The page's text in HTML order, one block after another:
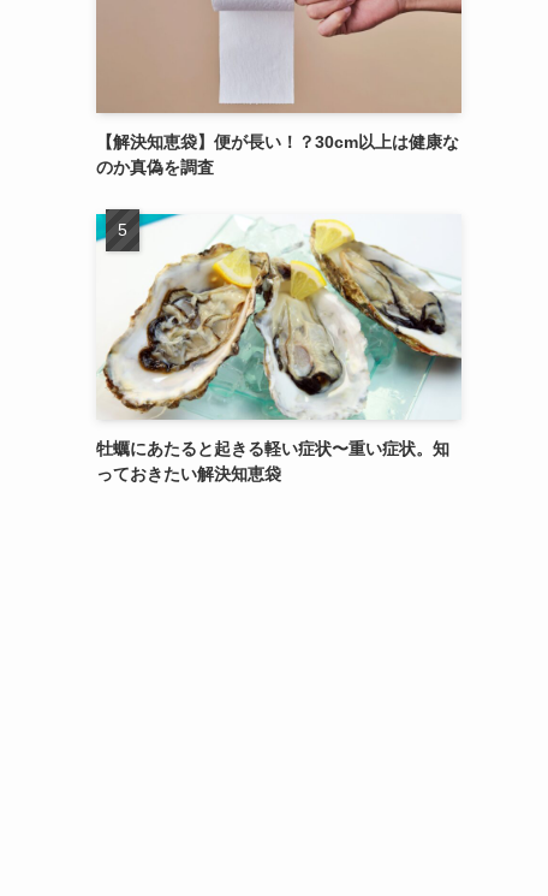
【解決知恵袋】便が長い！？30cm以上は健康な
のか真偽を調査
牡蠣にあたると起きる軽い症状〜重い症状。知
っておきたい解決知恵袋